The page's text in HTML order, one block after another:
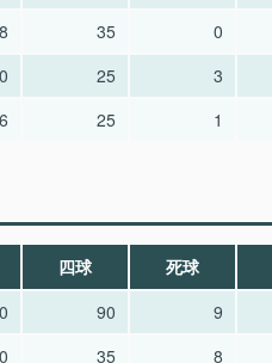
35 0
0 25 3
6 25 1
四球 死球
90 9
35 8